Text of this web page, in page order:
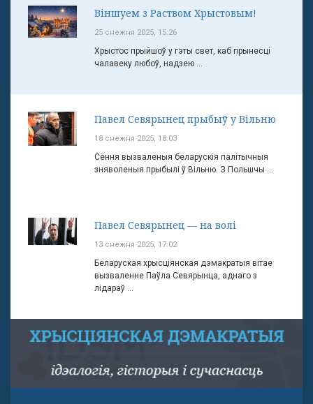
Віншуем з Раством Хрыстовым!
25 снежня 2025, 15:26
Хрыстос прыйшоў у гэты свет, каб прынесці
чалавеку любоў, надзею ...
Павел Севярынец прыбыў у Вільню
18 снежня 2025, 18:03
Сёння вызваленыя беларускія палітычныя
зняволеныя прыбылі ў Вільню. З Польшчы ...
Павел Севярынец — на волі
13 снежня 2025, 17:02
Беларуская хрысціянская дэмакратыя вітае
вызваленне Паўла Севярынца, аднаго з
лідараў ...